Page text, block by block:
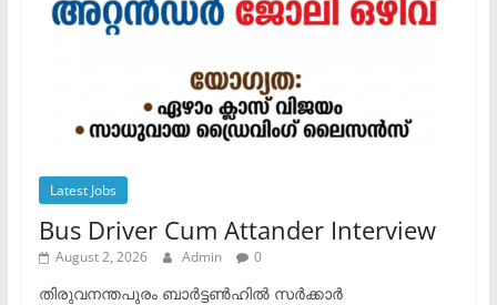
Latest Jobs
Bus Driver Cum Attander Interview
August 2, 2026 Admin 0
തിരുവനന്തപുരം ബാർട്ടൺഹിൽ സർക്കാർ